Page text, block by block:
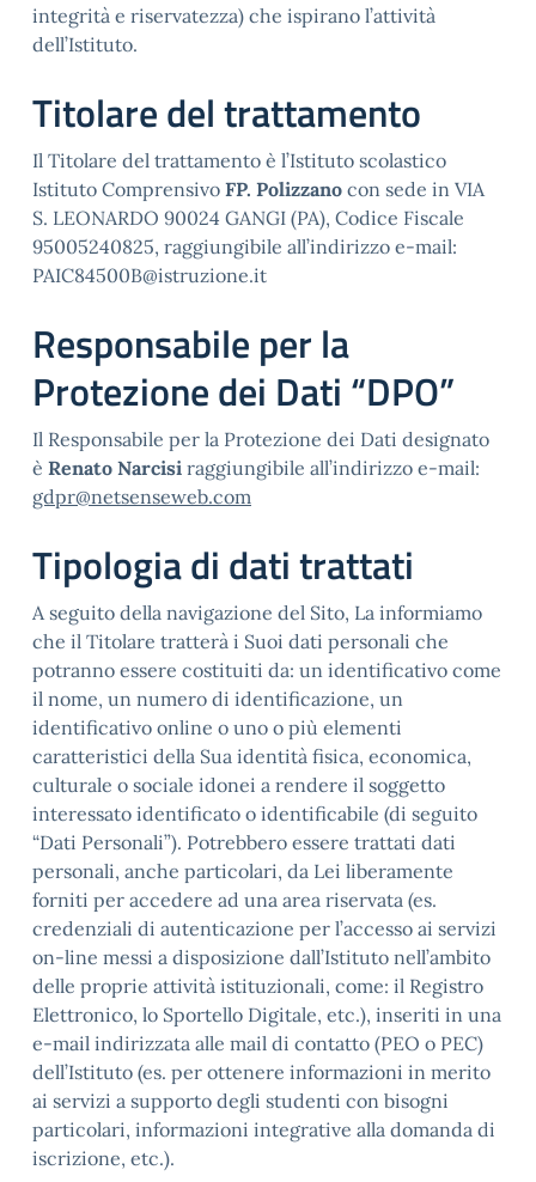
integrità e riservatezza) che ispirano l’attività
dell’Istituto.
Titolare del trattamento
Il Titolare del trattamento è l’Istituto scolastico
Istituto Comprensivo FP. Polizzano con sede in VIA
S. LEONARDO 90024 GANGI (PA), Codice Fiscale
95005240825, raggiungibile all’indirizzo e-mail:
PAIC84500B@istruzione.it
Responsabile per la
Protezione dei Dati “DPO”
Il Responsabile per la Protezione dei Dati designato
è Renato Narcisi raggiungibile all’indirizzo e-mail:
gdpr@netsenseweb.com
Tipologia di dati trattati
A seguito della navigazione del Sito, La informiamo
che il Titolare tratterà i Suoi dati personali che
potranno essere costituiti da: un identificativo come
il nome, un numero di identificazione, un
identificativo online o uno o più elementi
caratteristici della Sua identità fisica, economica,
culturale o sociale idonei a rendere il soggetto
interessato identificato o identificabile (di seguito
“Dati Personali”). Potrebbero essere trattati dati
personali, anche particolari, da Lei liberamente
forniti per accedere ad una area riservata (es.
credenziali di autenticazione per l’accesso ai servizi
on-line messi a disposizione dall’Istituto nell’ambito
delle proprie attività istituzionali, come: il Registro
Elettronico, lo Sportello Digitale, etc.), inseriti in una
e-mail indirizzata alle mail di contatto (PEO o PEC)
dell’Istituto (es. per ottenere informazioni in merito
ai servizi a supporto degli studenti con bisogni
particolari, informazioni integrative alla domanda di
iscrizione, etc.).